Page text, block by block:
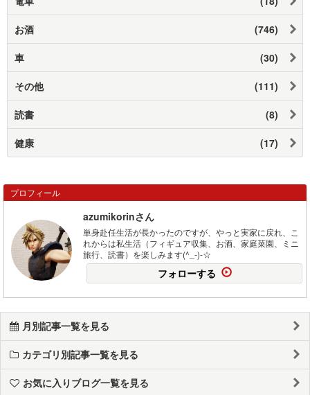
お酒 (746)
車 (30)
その他 (111)
読書 (8)
健康 (17)
プロフィール
azumikorinさん
単身赴任生活が長かったのですが、やっと実家に戻れ、こ
れからは私生活（フィギュア収集、お酒、家庭菜園、ミニ
旅行、読書）を楽しみます(^_-)-☆
フォローする
月別記事一覧を見る
カテゴリ別記事一覧を見る
お気に入りブログ一覧を見る